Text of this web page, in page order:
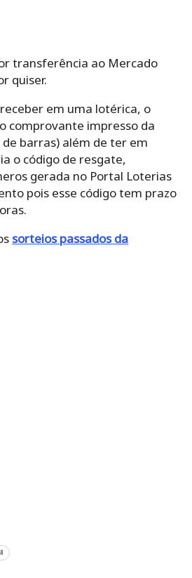
transferência ao Mercado
quiser.
em uma lotérica, o
comprovante impresso da
barras) além de ter em
o código de resgate,
gerada no Portal Loterias
pois esse código tem prazo
sorteios passados da